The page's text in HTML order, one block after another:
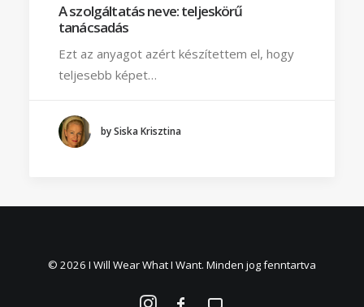
A szolgáltatás neve: teljeskörű
tanácsadás
Ezt az anyagot azért készítettem el, hogy
teljesebb képet…
by Siska Krisztina
© 2026 I Will Wear What I Want. Minden jog fenntartva